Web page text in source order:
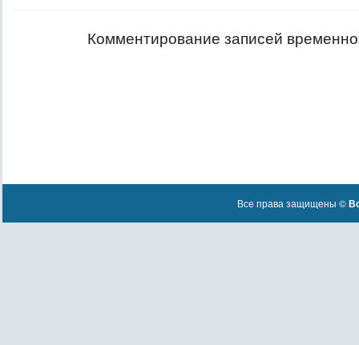
Комментирование записей
Все права защищены ©